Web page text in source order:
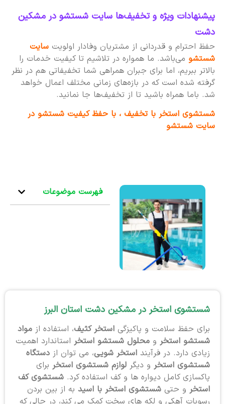
پیشنهادات ویژه و تخفیف‌ها سایت شستشو در مشکین
دشت
حفظ احترام و قدردانی از مشتریان وفادار اولویت سایت
شستشومی‌باشد. ما همواره در تلاشیم تا کیفیت خدمات را
بالاتر ببریم، اما برای جبران همراهی شما تخفیفاتی هم در نظر
گرفته شده است که در بازه‌های زمانی مختلف اعمال خواهد
شد. باما همراه باشید تا از تخفیف‌ها جا نمانید.
شستشوی استخر با تخفیف ، با حفظ کیفیت شستشو در
سایت شستشو
فهرست موضوعات
شستشوی استخر در مشکین دشت استان البرز
برای حفظ سلامت و پاکیزگی استخر کثیف، استفاده از مواد
شستشو استخرو محلول شستشو استخراستاندارد اهمیت
زیادی دارد. در فرآیند استخر شویی، می توان از دستگاه
شستشوی استخرو دیگر لوازم شستشوی استخربرای
پاکسازی کامل دیواره ها و کف استفاده کرد. شستشوی کف
استخرو حتی شستشوی استخر با اسیدبه از بین بردن
رسوبات آهکی و لکه های سخت کمک می کند، در حالی که